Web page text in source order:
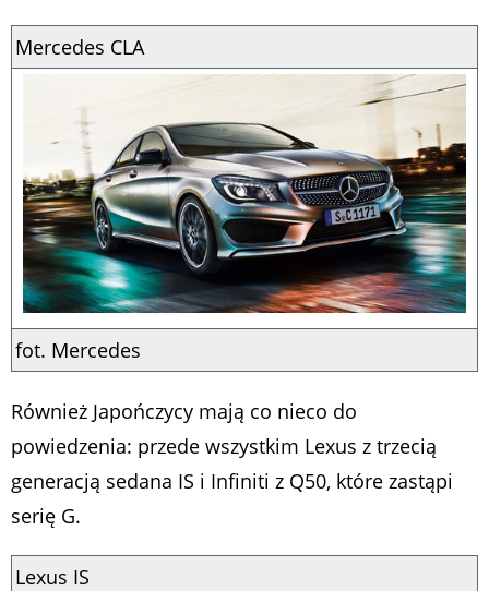
Mercedes CLA
fot. Mercedes
Również Japończycy mają co nieco do
powiedzenia: przede wszystkim Lexus z trzecią
generacją sedana IS i Infiniti z Q50, które zastąpi
serię G.
Lexus IS